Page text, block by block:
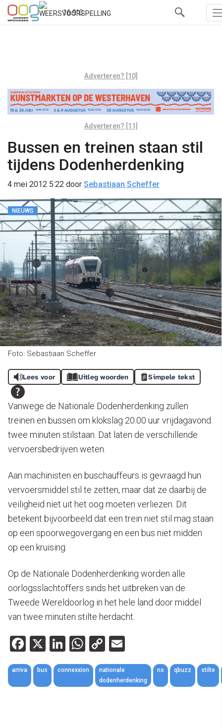
16.9°C
Adverteren? [10]
Adverteren? [11]
Bussen en treinen staan stil
tijdens Dodenherdenking
4 mei 2012 5:22 door Sebastiaan Scheffer
NIEUWS
Foto: Sebastiaan Scheffer
Lees voor Uitleg woorden Simpele tekst
Vanwege de Nationale Dodenherdenking zullen
treinen en bussen om klokslag 20.00 uur vrijdagavond
twee minuten stilstaan. Dat laten de verschillende
vervoersbedrijven weten.
Aan machinisten en buschauffeurs is gevraagd hun
vervoersmiddel stil te zetten, maar dat ze daarbij de
veiligheid niet uit het oog moeten verliezen. Dit
betekent bijvoorbeeld dat een trein niet stil mag staan
op een spoorwegovergang en een bus niet midden
op een kruising.
Op de Nationale Dodenherdenking worden alle
oorlogsslachtoffers sinds het uitbreken van de
Tweede Wereldoorlog in het hele land door middel
van twee minuten stilte herdacht.
Facebook
X LinkedIn
WhatsApp
Copy
Link
arriva bus connexxion
nationale
dodenherdenking
ns qbuzz stilte